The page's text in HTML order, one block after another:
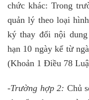
chức khác: Trong
quản lý theo loại
ký thay đổi nội
hạn 10 ngày kể từ
(Khoản 1 Điều 78
-Trường hợp 2: Chủ